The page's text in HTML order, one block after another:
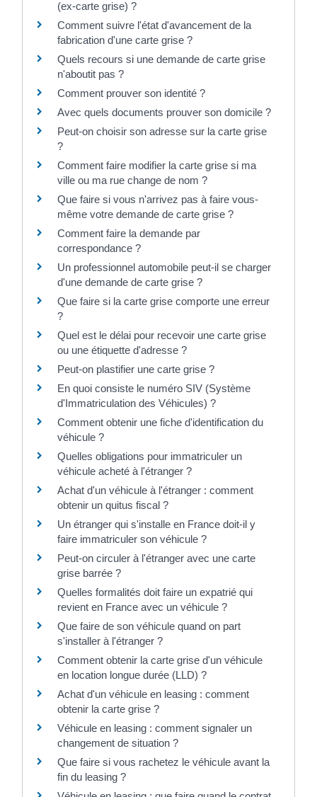
(ex-carte grise) ?
Comment suivre l'état d'avancement de la
fabrication d'une carte grise ?
Quels recours si une demande de carte grise
n'aboutit pas ?
Comment prouver son identité ?
Avec quels documents prouver son domicile ?
Peut-on choisir son adresse sur la carte grise
?
Comment faire modifier la carte grise si ma
ville ou ma rue change de nom ?
Que faire si vous n'arrivez pas à faire vous-
même votre demande de carte grise ?
Comment faire la demande par
correspondance ?
Un professionnel automobile peut-il se charger
d'une demande de carte grise ?
Que faire si la carte grise comporte une erreur
?
Quel est le délai pour recevoir une carte grise
ou une étiquette d'adresse ?
Peut-on plastifier une carte grise ?
En quoi consiste le numéro SIV (Système
d'Immatriculation des Véhicules) ?
Comment obtenir une fiche d'identification du
véhicule ?
Quelles obligations pour immatriculer un
véhicule acheté à l'étranger ?
Achat d'un véhicule à l'étranger : comment
obtenir un quitus fiscal ?
Un étranger qui s'installe en France doit-il y
faire immatriculer son véhicule ?
Peut-on circuler à l'étranger avec une carte
grise barrée ?
Quelles formalités doit faire un expatrié qui
revient en France avec un véhicule ?
Que faire de son véhicule quand on part
s'installer à l'étranger ?
Comment obtenir la carte grise d'un véhicule
en location longue durée (LLD) ?
Achat d'un véhicule en leasing : comment
obtenir la carte grise ?
Véhicule en leasing : comment signaler un
changement de situation ?
Que faire si vous rachetez le véhicule avant la
fin du leasing ?